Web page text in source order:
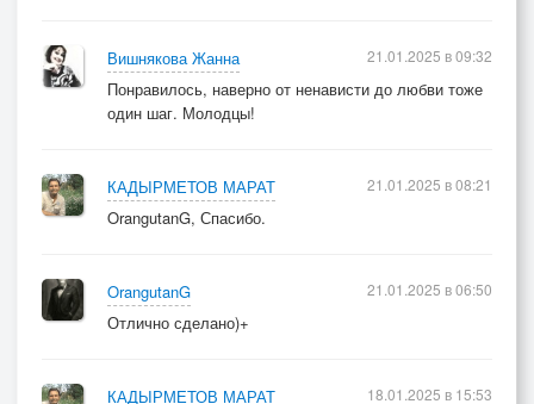
Вишнякова Жанна
Понравилось, наверно от ненависти до любви тоже
один шаг. Молодцы!
21.01.2025 в 09:32
КАДЫРМЕТОВ МАРАТ
OrangutanG, Спасибо.
21.01.2025 в 08:21
OrangutanG
Отлично сделано)+
21.01.2025 в 06:50
КАДЫРМЕТОВ МАРАТ
18.01.2025 в 15:53